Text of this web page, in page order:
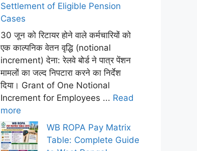
Settlement of Eligible Pension
Cases
30 जून को रिटायर होने वाले कर्मचारियों को
एक काल्पनिक वेतन वृद्धि (notional
increment) देना: रेलवे बोर्ड ने पात्र पेंशन
मामलों का जल्द निपटारा करने का निर्देश
दिया। Grant of One Notional
Increment for Employees ... Read
more
WB ROPA Pay Matrix
Table: Complete Guide